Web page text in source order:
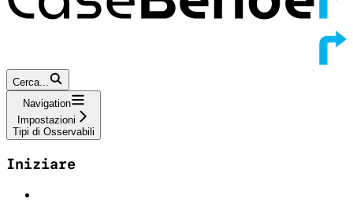
Cerca...
Navigation
Impostazioni
Tipi di Osservabili
Iniziare